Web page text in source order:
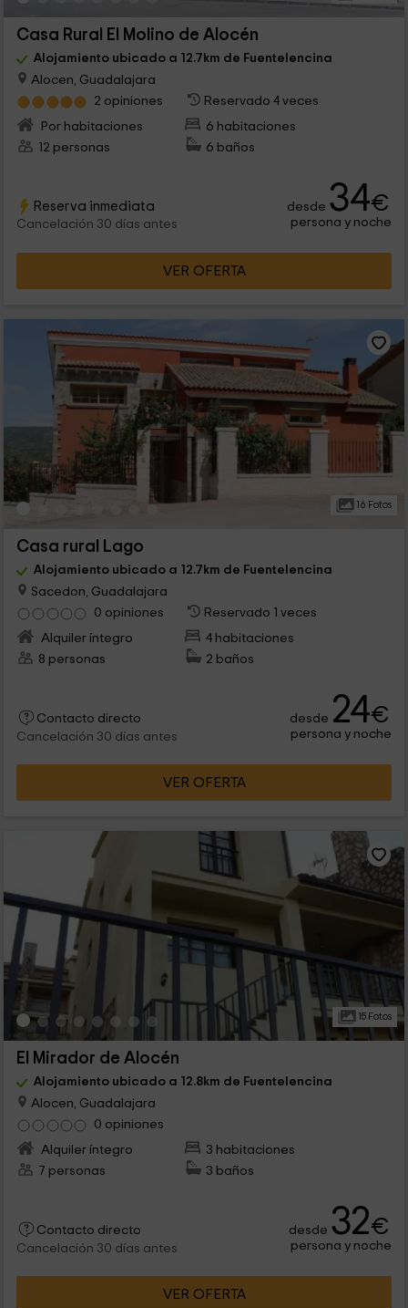
Casa Rural El Molino de Alocén
Alojamiento ubicado a 12.7km de Fuentelencina
Alocen, Guadalajara
2 opiniones
Reservado 4 veces
Por habitaciones
6 habitaciones
12 personas
6 baños
Reserva inmediata
Cancelación 30 días antes
desde 34€
persona y noche
VER OFERTA
16 Fotos
Casa rural Lago
Alojamiento ubicado a 12.7km de Fuentelencina
Sacedon, Guadalajara
0 opiniones
Reservado 1 veces
Alquiler íntegro
4 habitaciones
8 personas
2 baños
Contacto directo
Cancelación 30 días antes
desde 24€
persona y noche
VER OFERTA
15 Fotos
El Mirador de Alocén
Alojamiento ubicado a 12.8km de Fuentelencina
Alocen, Guadalajara
0 opiniones
Alquiler íntegro
3 habitaciones
7 personas
3 baños
Contacto directo
Cancelación 30 días antes
desde 32€
persona y noche
VER OFERTA